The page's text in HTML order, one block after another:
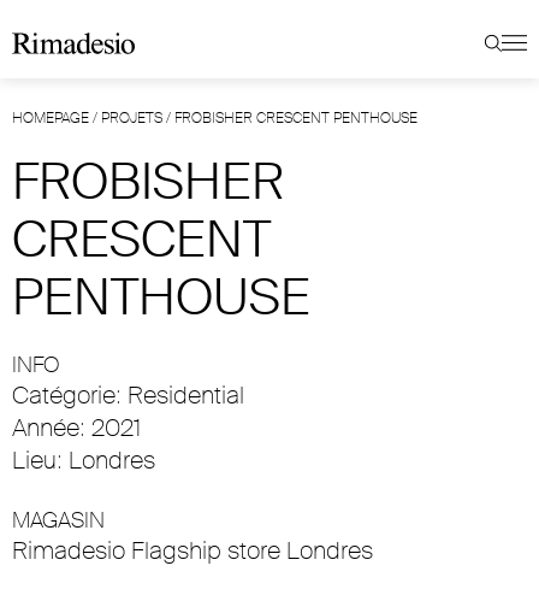
HOMEPAGE/ PROJETS/ FROBISHER CRESCENT PENTHOUSE
FROBISHER
CRESCENT
PENTHOUSE
INFO
Catégorie: Residential
Année: 2021
Lieu: Londres
MAGASIN
Rimadesio Flagship store Londres